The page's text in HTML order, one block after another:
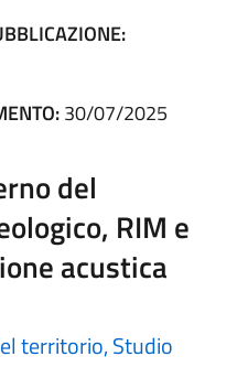
30/07/2025
del
RIM e
acustica
territorio, Studio